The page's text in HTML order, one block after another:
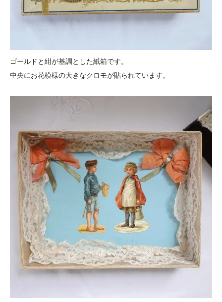
ゴールドと紺が基調とした紙箱です。
中央にお花模様の大きなクロモが貼られています。